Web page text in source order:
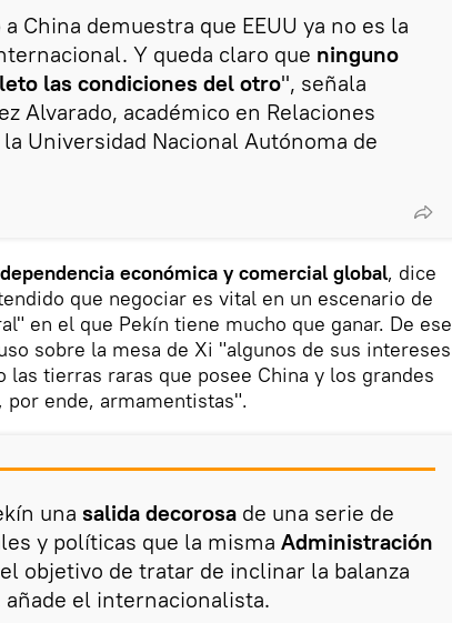
China demuestra que EEUU ya no es la
Y queda claro que ninguno
las condiciones del otro", señala
Alvarado, académico en Relaciones
Universidad Nacional Autónoma de
económica y comercial global, dice
que negociar es vital en un escenario de
en el que Pekín tiene mucho que ganar. De ese
sobre la mesa de Xi "algunos de sus intereses
las tierras raras que posee China y los grandes
por ende, armamentistas".
una salida decorosa de una serie de
y políticas que la misma Administración
objetivo de tratar de inclinar la balanza
añade el internacionalista.